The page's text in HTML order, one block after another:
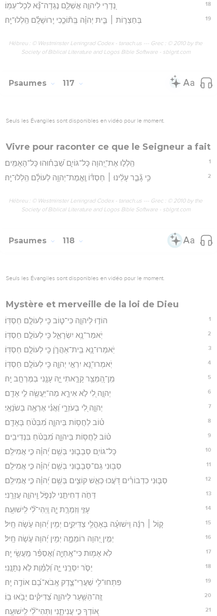
18 נְ֭דָרַי לַיהוָ֣ה אֲשַׁלֵּ֑ם נֶגְדָה־נָּ֝֗א לְכָל־עַמּֽוֹ׃
19 בְּחַצְר֤וֹת ׀ בֵּ֤ית יְהוָ֗ה בְּֽת֘וֹכֵ֤כִי יְֽרוּשָׁלִָ֗ם הַֽלְלוּ־יָֽהּ׃
Hébreu : © Westminster Leningrad Codex - tanach.us --- Grec : © 2010 by the
Society of Biblical Literature and Logos Bible Software - sblgnt.com
Psaumes 117
Seuls les Évangiles sont disponibles en vidéo pour le moment.
Vivre pour raconter ce que le Seigneur a fait
1 הַֽלְל֣וּ אֶת־יְ֭הוָה כָּל־גּוֹיִ֑ם שַׁ֝בְּח֗וּהוּ כָּל־הָאֻמִּֽים׃
2 כִּ֥י גָ֘בַ֤ר עָלֵ֨ינוּ ׀ חַסְדּ֗וֹ וֶֽאֱמֶת־יְהוָ֥ה לְעוֹלָ֗ם הַֽלְלוּ־יָֽהּ׃
Hébreu : © Westminster Leningrad Codex - tanach.us --- Grec : © 2010 by the
Society of Biblical Literature and Logos Bible Software - sblgnt.com
Psaumes 118
Seuls les Évangiles sont disponibles en vidéo pour le moment.
Mystère et merveille de la loi de Dieu
1 הוֹד֣וּ לַיהוָ֣ה כִּי־ט֑וֹב כִּ֖י לְעוֹלָ֣ם חַסְדּֽוֹ׃
2 יֹֽאמַר־נָ֥א יִשְׂרָאֵ֑ל כִּ֖י לְעוֹלָ֣ם חַסְדּֽוֹ׃
3 יֹֽאמְרוּ־נָ֥א בֵֽית־אַהֲרֹ֑ן כִּ֖י לְעוֹלָ֣ם חַסְדּֽוֹ׃
4 יֹֽאמְרוּ־נָ֭א יִרְאֵ֣י יְהוָ֑ה כִּ֖י לְעוֹלָ֣ם חַסְדּֽוֹ׃
5 מִֽן־הַ֭מֵּצַ֥ר קָרָ֣אתִי יָּ֑הּ עָנָ֖נִי בַמֶּרְחָ֣ב יָֽהּ׃
6 יְהוָ֣ה לִ֭י לֹ֣א אִירָ֑א מַה־יַּעֲשֶׂ֖ה לִ֣י אָדָֽם׃
7 יְהוָ֣ה לִ֭י בְּעֹזְרָ֑י וַ֝אֲנִ֗י אֶרְאֶ֥ה בְשֹׂנְאָֽי׃
8 ט֗וֹב לַחֲס֥וֹת בַּיהוָ֑ה מִ֝בְּטֹ֗חַ בָּאָדָֽם׃
9 ט֗וֹב לַחֲס֥וֹת בַּיהוָ֑ה מִ֝בְּטֹ֗חַ בִּנְדִיבִֽים׃
10 כָּל־גּוֹיִ֥ם סְבָב֑וּנִי בְּשֵׁ֥ם יְ֝הוָ֗ה כִּ֣י אֲמִילַֽם׃
11 סַבּ֥וּנִי גַם־סְבָב֑וּנִי בְּשֵׁ֥ם יְ֝הוָ֗ה כִּ֣י אֲמִילַֽם׃
12 סַבּ֤וּנִי כִדְבוֹרִ֗ים דֹּ֭עֲכוּ כְּאֵ֣שׁ קוֹצִ֑ים בְּשֵׁ֥ם יְ֝הוָ֗ה כִּ֣י אֲמִילַֽם׃
13 דַּחֹ֣ה דְחִיתַ֣נִי לִנְפֹּ֑ל וַ֖יהוָ֣ה עֲזָרָֽנִי׃
14 עָזִּ֣י וְזִמְרָ֣ת יָ֑הּ וַֽיְהִי־לִ֝֗י לִֽישׁוּעָֽה׃
15 ק֤וֹל ׀ רִנָּ֬ה וִֽישׁוּעָ֗ה בְּאָהֳלֵ֥י צַדִּיקִ֑ים יְמִ֥ין יְ֝הוָה עֹ֣שָׂה חָֽיִל׃
16 יְמִ֣ין יְ֭הוָה רוֹמֵמָ֑ה יְמִ֥ין יְ֝הוָה עֹ֣שָׂה חָֽיִל׃
17 לֹֽא אָמ֥וּת כִּי־אֶֽחְיֶ֑ה וַ֝אֲסַפֵּ֗ר מַֽעֲשֵׂ֥י יָֽהּ׃
18 יַסֹּ֣ר יִסְּרַ֣נִּי יָּ֑הּ וְ֝לַמָּ֗וֶת לֹ֣א נְתָנָֽנִי׃
19 פִּתְחוּ־לִ֥י שַׁעֲרֵי־צֶ֑דֶק אָֽבֹא־בָ֝ם אוֹדֶ֥ה יָֽהּ׃
20 זֶֽה־הַשַּׁ֥עַר לַיהוָ֑ה צַ֝דִּיקִ֗ים יָבֹ֥אוּ בֽוֹ׃
21 א֭וֹדְךָ כִּ֣י עֲנִיתָ֑נִי וַתְּהִי־לִ֝֗י לִֽישׁוּעָֽה׃